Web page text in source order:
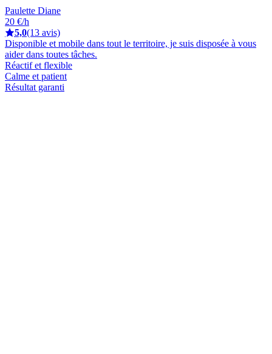
Paulette Diane
20 €/h
5,0(13 avis)
Disponible et mobile dans tout le territoire, je suis disposée à vous
aider dans toutes tâches.
Réactif et flexible
Calme et patient
Résultat garanti